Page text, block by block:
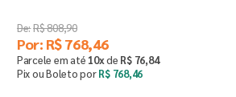
R$808,90
Por: R$768,46
Parcele em até 10xde R$ 76,84
Pix ou Boleto porR$ 768,46